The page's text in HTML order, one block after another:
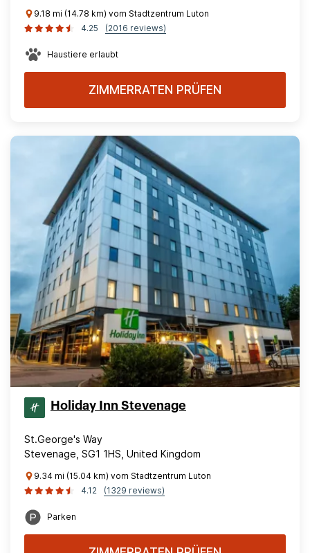
9.18 mi (14.78 km) vom Stadtzentrum Luton
4.25
(2016 reviews)
Haustiere erlaubt
ZIMMERRATEN PRÜFEN
Holiday Inn Stevenage
St.George's Way
Stevenage, SG1 1HS, United Kingdom
9.34 mi (15.04 km) vom Stadtzentrum Luton
4.12
(1329 reviews)
Parken